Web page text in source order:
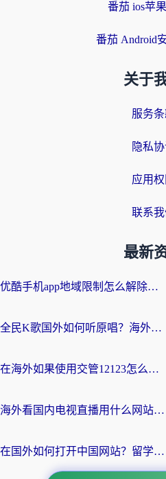
番茄 ios苹
番茄 Android
关于
服务
隐私
应用
联系我
最新
优酷手机app地域限制怎么解除？海外党亲测有效的追剧方案
全民K歌国外如何听原唱？海外党亲测有效的回国加速器选择指南
在海外如果使用交管12123怎么处理？留学生亲测有效的回国加速方案
海外看国内电视直播用什么网站比较好？一篇解决你所有追剧难题的实用指南
在国外如何打开中国网站？留学生与海外华人的无缝访问指南